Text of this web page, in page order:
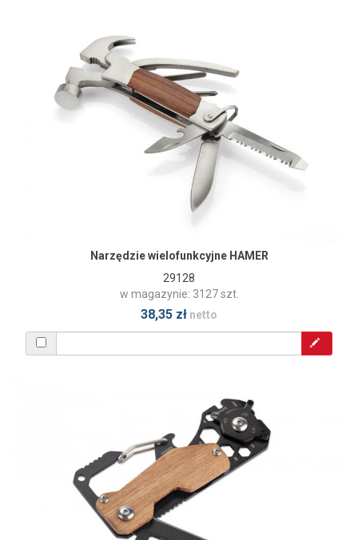
Narzędzie wielofunkcyjne HAMER
29128
w magazynie: 3127 szt.
38,35 zł netto